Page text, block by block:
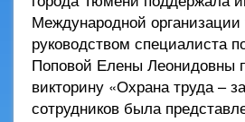
Международной
руководством специалиста
Поповой Елены Леонидовны
викторину «Охрана труда –
сотрудников была